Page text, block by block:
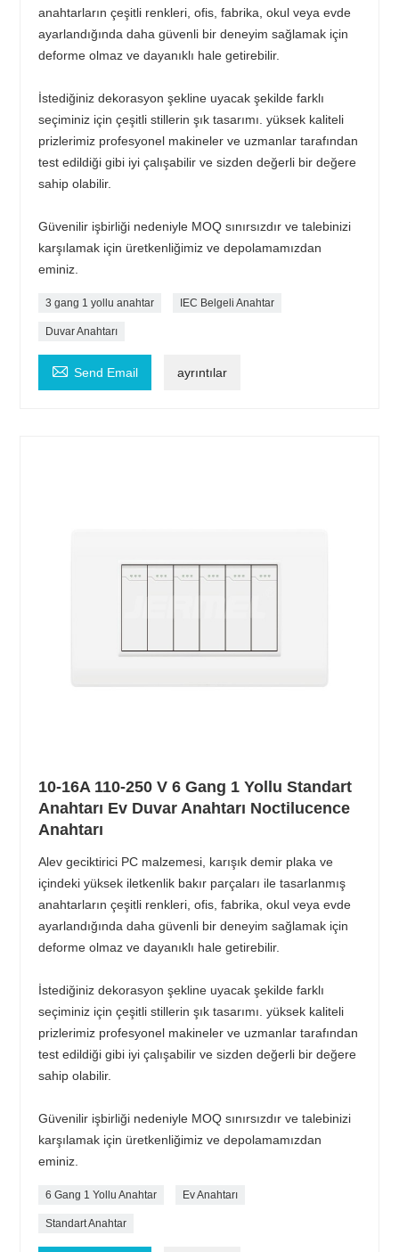
anahtarların çeşitli renkleri, ofis, fabrika, okul veya evde
ayarlandığında daha güvenli bir deneyim sağlamak için
deforme olmaz ve dayanıklı hale getirebilir.
İstediğiniz dekorasyon şekline uyacak şekilde farklı
seçiminiz için çeşitli stillerin şık tasarımı. yüksek kaliteli
prizlerimiz profesyonel makineler ve uzmanlar tarafından
test edildiği gibi iyi çalışabilir ve sizden değerli bir değere
sahip olabilir.
Güvenilir işbirliği nedeniyle MOQ sınırsızdır ve talebinizi
karşılamak için üretkenliğimiz ve depolamamızdan
eminiz.
3 gang 1 yollu anahtar IEC Belgeli Anahtar
Duvar Anahtarı
 Send Email ayrıntılar
10-16A 110-250 V 6 Gang 1 Yollu Standart
Anahtarı Ev Duvar Anahtarı Noctilucence
Anahtarı
Alev geciktirici PC malzemesi, karışık demir plaka ve
içindeki yüksek iletkenlik bakır parçaları ile tasarlanmış
anahtarların çeşitli renkleri, ofis, fabrika, okul veya evde
ayarlandığında daha güvenli bir deneyim sağlamak için
deforme olmaz ve dayanıklı hale getirebilir.
İstediğiniz dekorasyon şekline uyacak şekilde farklı
seçiminiz için çeşitli stillerin şık tasarımı. yüksek kaliteli
prizlerimiz profesyonel makineler ve uzmanlar tarafından
test edildiği gibi iyi çalışabilir ve sizden değerli bir değere
sahip olabilir.
Güvenilir işbirliği nedeniyle MOQ sınırsızdır ve talebinizi
karşılamak için üretkenliğimiz ve depolamamızdan
eminiz.
6 Gang 1 Yollu Anahtar Ev Anahtarı
Standart Anahtar